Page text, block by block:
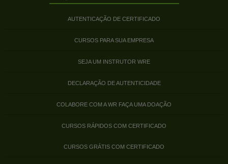
AUTENTICAÇÃO DE CERTIFICADO
CURSOS PARA SUA EMPRESA
SEJA UM INSTRUTOR WRE
DECLARAÇÃO DE AUTENTICIDADE
COLABORE COM A WR FAÇA UMA DOAÇÃO
CURSOS RÁPIDOS COM CERTIFICADO
CURSOS GRÁTIS COM CERTIFICADO